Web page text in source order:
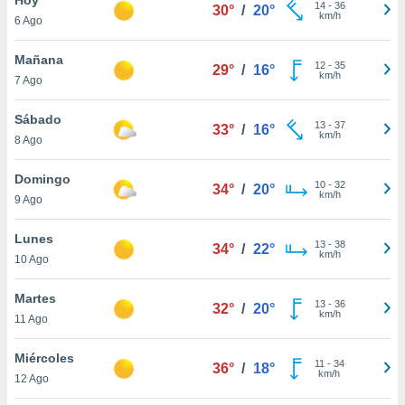
en
más
nuestra
de
cookies
aceptar
6 Ago
30° / 20° 14- 36
km/h
Mañana
7 Ago
29° / 16° 12- 35
km/h
Sábado
8 Ago
33° / 16° 13- 37
km/h
Domingo
9 Ago
34° / 20° 10- 32
km/h
Lunes
10 Ago
34° / 22° 13- 38
km/h
Martes
11 Ago
32° / 20° 13- 36
km/h
Miércoles
12 Ago
36° / 18° 11 - 34
km/h